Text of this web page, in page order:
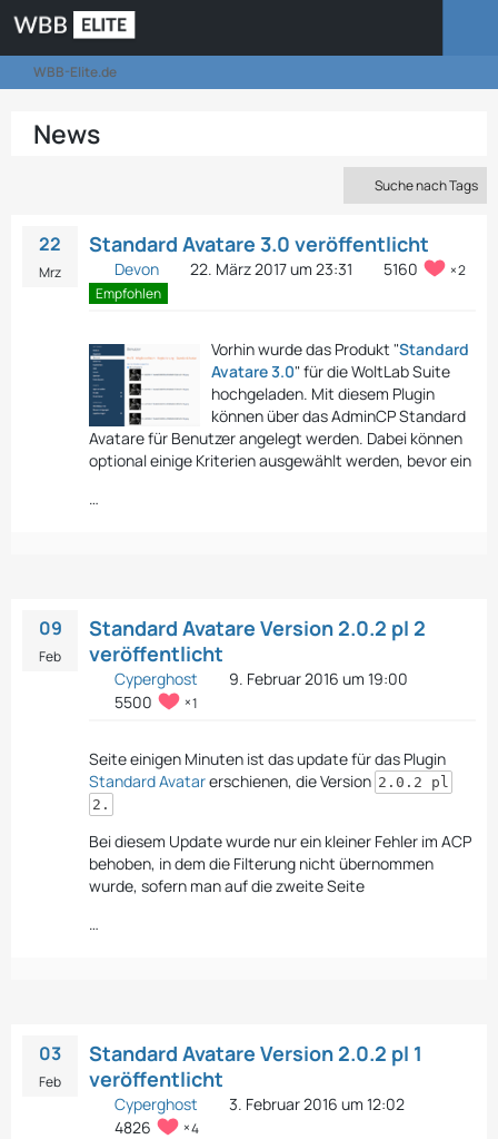
WBB-Elite.de
News
Suche nach Tags
22
Mrz
Standard Avatare 3.0 veröffentlicht
Devon 22. März 2017 um 23:31 5160
2
Empfohlen
Vorhin wurde das Produkt "Standard
Avatare 3.0" für die WoltLab Suite
hochgeladen. Mit diesem Plugin
können über das AdminCP Standard
Avatare für Benutzer angelegt werden. Dabei können
optional einige Kriterien ausgewählt werden, bevor ein
…
09
Feb
Standard Avatare Version 2.0.2 pl 2
veröffentlicht
Cyperghost
9. Februar 2016 um 19:00
5500
1
Seite einigen Minuten ist das update für das Plugin
Standard Avatarerschienen, die Version 2.0.2 pl
2.
Bei diesem Update wurde nur ein kleiner Fehler im ACP
behoben, in dem die Filterung nicht übernommen
wurde, sofern man auf die zweite Seite
…
03
Feb
Standard Avatare Version 2.0.2 pl 1
veröffentlicht
Cyperghost
3. Februar 2016 um 12:02
4826
4